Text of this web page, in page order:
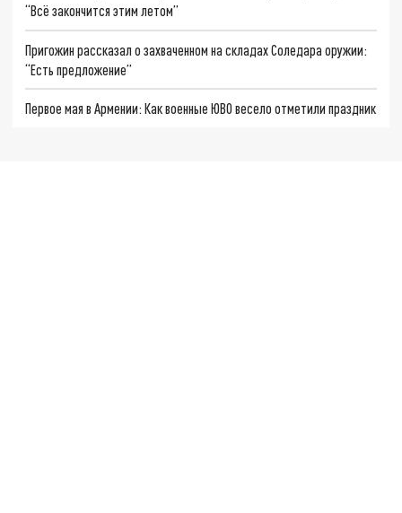
“Всё закончится этим летом”
Пригожин рассказал о захваченном на складах Соледара оружии:
“Есть предложение”
Первое мая в Армении: Как военные ЮВО весело отметили праздник